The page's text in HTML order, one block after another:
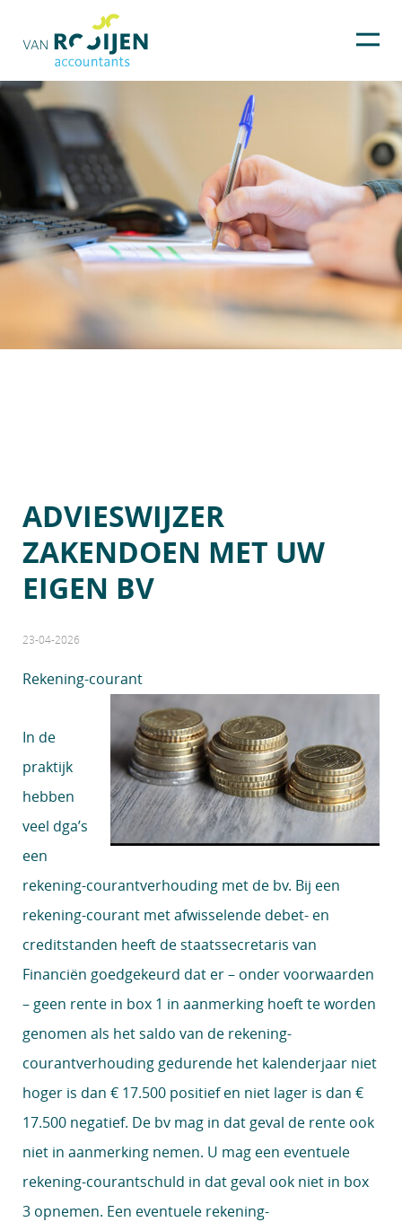
ADVIESWIJZER
ZAKENDOEN MET UW
EIGEN BV
23-04-2026
Rekening-courant
In de
praktijk
hebben
veel dga’s
een
rekening-courantverhouding met de bv. Bij een
rekening-courant met afwisselende debet- en
creditstanden heeft de staatssecretaris van
Financiën goedgekeurd dat er – onder voorwaarden
– geen rente in box 1 in aanmerking hoeft te worden
genomen als het saldo van de rekening-
courantverhouding gedurende het kalenderjaar niet
hoger is dan € 17.500 positief en niet lager is dan €
17.500 negatief. De bv mag in dat geval de rente ook
niet in aanmerking nemen. U mag een eventuele
rekening-courantschuld in dat geval ook niet in box
3 opnemen. Een eventuele rekening-